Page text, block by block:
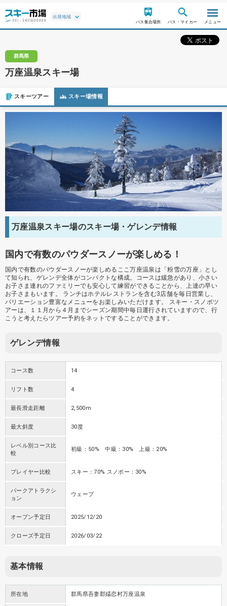
バス集合場所 バス・マイカー メニュー
群馬県
万座温泉スキー場
スキーツアー スキー場情報
万座温泉スキー場のスキー場・ゲレンデ情報
国内で有数のパウダースノーが楽しめる！
国内で有数のパウダースノーが楽しめるここ万座温泉は「粉雪の万座」とし
て知られ、ゲレンデ全体がコンパクトな構成。コースは緩急があり、小さい
お子さま連れのファミリーでも安心して練習ができることから、上達の早い
お子さまもいます。 ランチはホテルレストランを含む3店舗を毎日営業し、
バリエーション豊富なメニューをお楽しみいただけます。 スキー・スノボツ
アーは、１１月から４月までシーズン期間中毎日運行されていますので、行
こうと考えたらツアー予約をネットですることができます。
ゲレンデ情報
コース数 14
リフト数 4
最長滑走距離 2,500m
最大斜度 30度
レベル別コース比
較
初級：50% 中級：30% 上級：20%
プレイヤー比較 スキー：70% スノボー：30%
パークアトラクシ
ョン
ウェーブ
オープン予定日 2025/12/20
クローズ予定日 2026/03/22
基本情報
所在地 群馬県吾妻郡嬬恋村万座温泉